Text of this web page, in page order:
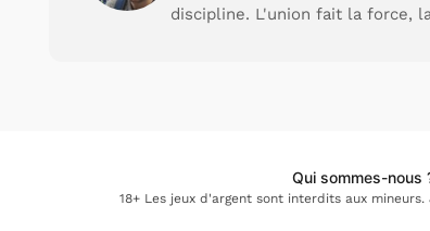
discipline. L'union fait la force,
Qui sommes-nous
18+ Les jeux d'argent sont interdits aux